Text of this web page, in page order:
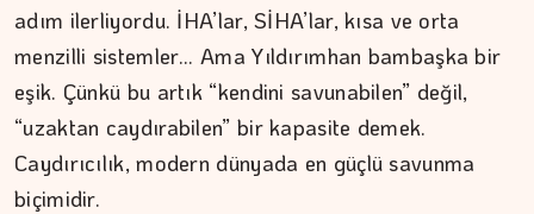
adım ilerliyordu. İHA’lar, SİHA’lar, kısa ve orta
menzilli sistemler… Ama Yıldırımhan bambaşka bir
eşik. Çünkü bu artık “kendini savunabilen” değil,
“uzaktan caydırabilen” bir kapasite demek.
Caydırıcılık, modern dünyada en güçlü savunma
biçimidir.
Ahlat'tan Nemrut Krateri'ne